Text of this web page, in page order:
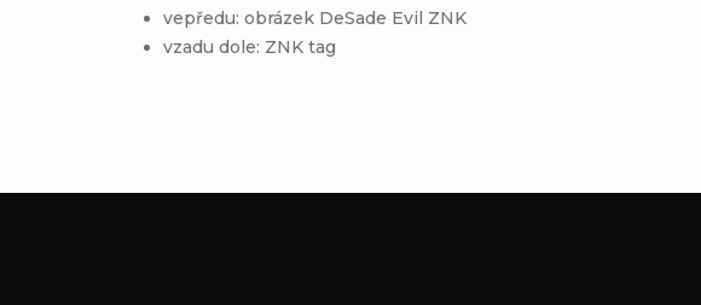
vepředu: obrázek DeSade Evil ZNK
vzadu dole: ZNK tag